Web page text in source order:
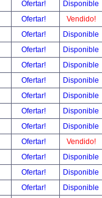
Ofertar!
Disponible
Ofertar!
Vendido!
Ofertar!
Disponible
Ofertar!
Disponible
Ofertar!
Disponible
Ofertar!
Disponible
Ofertar!
Disponible
Ofertar!
Disponible
Ofertar!
Disponible
Ofertar!
Vendido!
Ofertar!
Disponible
Ofertar!
Disponible
Ofertar!
Disponible